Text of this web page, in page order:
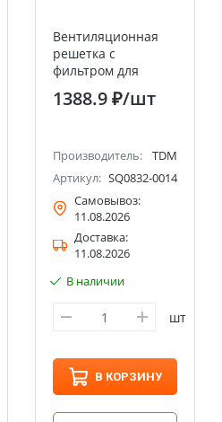
Вентиляционная
решетка с
фильтром для
вентилятора
SQ0832-0010 (150
1388.9 ₽/шт
Производитель:
TDM
Артикул: SQ0832-0014
Самовывоз:
11.08.2026
Доставка:
11.08.2026
В наличии
шт
В КОРЗИНУ